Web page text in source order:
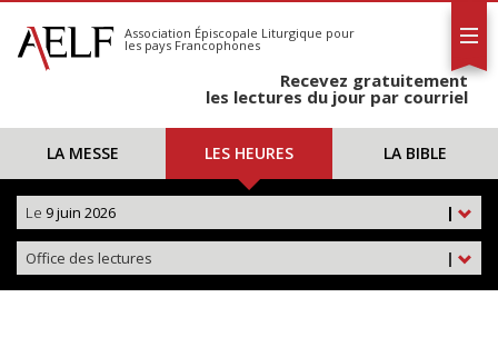
S'abonner
Calendrier
Association Épiscopale Liturgique pour
les pays Francophones
Recevez gratuitement
les lectures du jour par courriel
LA MESSE LES HEURES LA BIBLE
|
Le 9 juin 2026
|
Office des lectures